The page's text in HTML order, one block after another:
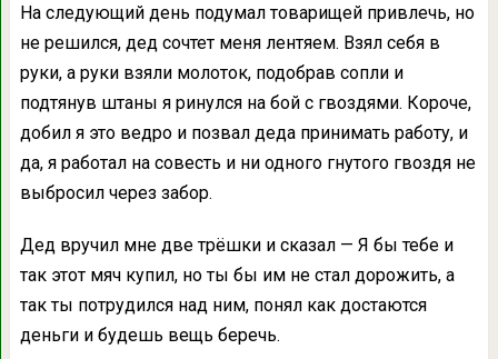
На следующий день подумал товарищей привлечь, но
не решился, дед сочтет меня лентяем. Взял себя в
руки, а руки взяли молоток, подобрав сопли и
подтянув штаны я ринулся на бой с гвоздями. Короче,
добил я это ведро и позвал деда принимать работу, и
да, я работал на совесть и ни одного гнутого гвоздя не
выбросил через забор.
Дед вручил мне две трёшки и сказал — Я бы тебе и
так этот мяч купил, но ты бы им не стал дорожить, а
так ты потрудился над ним, понял как достаются
деньги и будешь вещь беречь.